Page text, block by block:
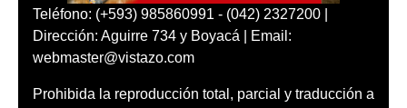
Teléfono: (+593) 985860991 - (042) 2327200 |
Dirección: Aguirre 734 y Boyacá | Email:
webmaster@vistazo.com
Prohibida la reproducción total, parcial y traducción a